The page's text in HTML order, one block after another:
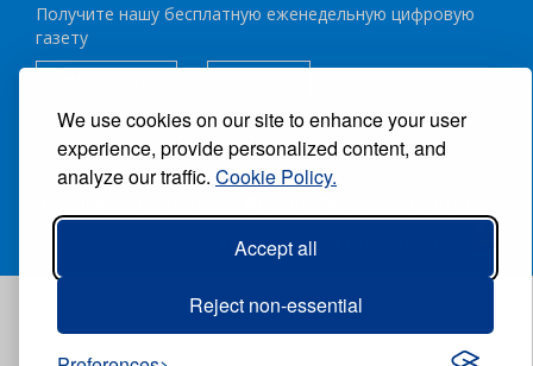
We use cookies on our site to enhance your user
experience, provide personalized content, and
analyze our traffic. Cookie Policy.
Accept all
Reject non-essential
Получите нашу бесплатную еженедельную цифровую
газету
Следуйте за нами:
АВТОР:GRUPO EXCELENCIAS.